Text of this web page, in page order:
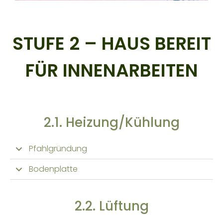
STUFE 2 – HAUS BEREIT
FÜR INNENARBEITEN
2.1. Heizung/Kühlung
Pfahlgründung
Bodenplatte
2.2. Lüftung